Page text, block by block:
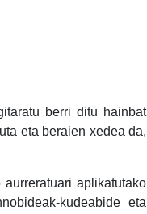
berri ditu hainbat
eta beraien xedea da,
aplikatutako
kudeabide eta